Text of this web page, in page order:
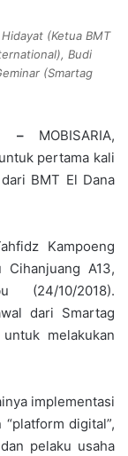
(Ketua BMT
Budi
(Smartag
– MOBISARIA,
pertama kali
BMT El Dana
Kampoeng
Cihanjuang A13,
(24/10/2018).
dari Smartag
melakukan
implementasi
digital”,
pelaku usaha